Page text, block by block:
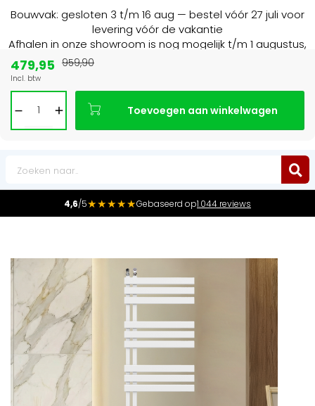
Bouwvak: gesloten 3 t/m 16 aug — bestel vóór 27 juli voor
levering vóór de vakantie
Afhalen in onze showroom is nog mogelijk t/m 1 augustus,
4,6/5★★★★★Gebaseerd op1.044 reviews
479,95
Incl. btw
959,90
Toevoegen aan winkelwagen